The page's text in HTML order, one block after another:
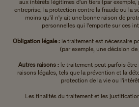
aux intérêts légitimes d'un tiers (par
entreprise, la protection contre la fraude ou la
moins qu'il n'y ait une bonne raison de
personnelles qui l'emporte sur ces
Obligation légale : le traitement est nécessaire
(par exemple, une décision
Autres raisons : le traitement peut parfois
raisons légales, tels que la prévention et la
protection de la vie ou
Les finalités du traitement et les